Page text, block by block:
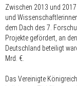
Zwischen 2013 und
und
dem Dach des 7.
Projekte gefördert, an
Deutschland beteiligt
Mrd. €.
Das Vereinigte